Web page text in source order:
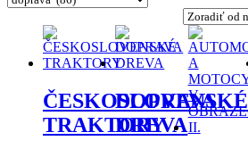
ČESKOSLOVENSKÉ
TRAKTORY
DOPRAVA
DREVA